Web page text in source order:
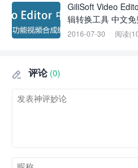
GiliSoft Video
辑转换工具 中文
2016-07-30 阅读
 评论 (0)